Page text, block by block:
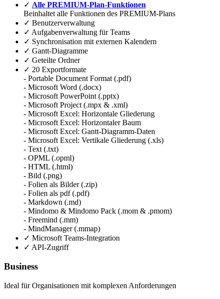
✓ Alle PREMIUM-Plan-Funktionen
Beinhaltet alle Funktionen des PREMIUM-Plans
✓ Benutzerverwaltung
✓ Aufgabenverwaltung für Teams
✓ Synchronisation mit externen Kalendern
✓ Gantt-Diagramme
✓ Geteilte Ordner
✓ 20 Exportformate
- Portable Document Format (.pdf)
- Microsoft Word (.docx)
- Microsoft PowerPoint (.pptx)
- Microsoft Project (.mpx & .xml)
- Microsoft Excel: Horizontale Gliederung
- Microsoft Excel: Horizontaler Baum
- Microsoft Excel: Gantt-Diagramm-Daten
- Microsoft Excel: Vertikale Gliederung (.xls)
- Text (.txt)
- OPML (.opml)
- HTML (.html)
- Bild (.png)
- Folien als Bilder (.zip)
- Folien als pdf (.pdf)
- Markdown (.md)
- Mindomo & Mindomo Pack (.mom & .pmom)
- Freemind (.mm)
- MindManager (.mmap)
✓ Microsoft Teams-Integration
✓ API-Zugriff
Business
Ideal für Organisationen mit komplexen Anforderungen